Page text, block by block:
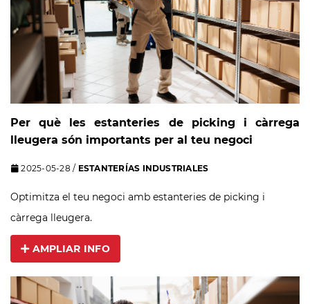
Per què les estanteries de picking i càrrega
lleugera són importants per al teu negoci
2025-05-28/ ESTANTERÍAS INDUSTRIALES
Optimitza el teu negoci amb estanteries de picking i
càrrega lleugera.
AMPLIAR INFO